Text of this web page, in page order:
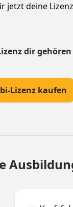
jetzt deine
dir
Lizenz kaufen